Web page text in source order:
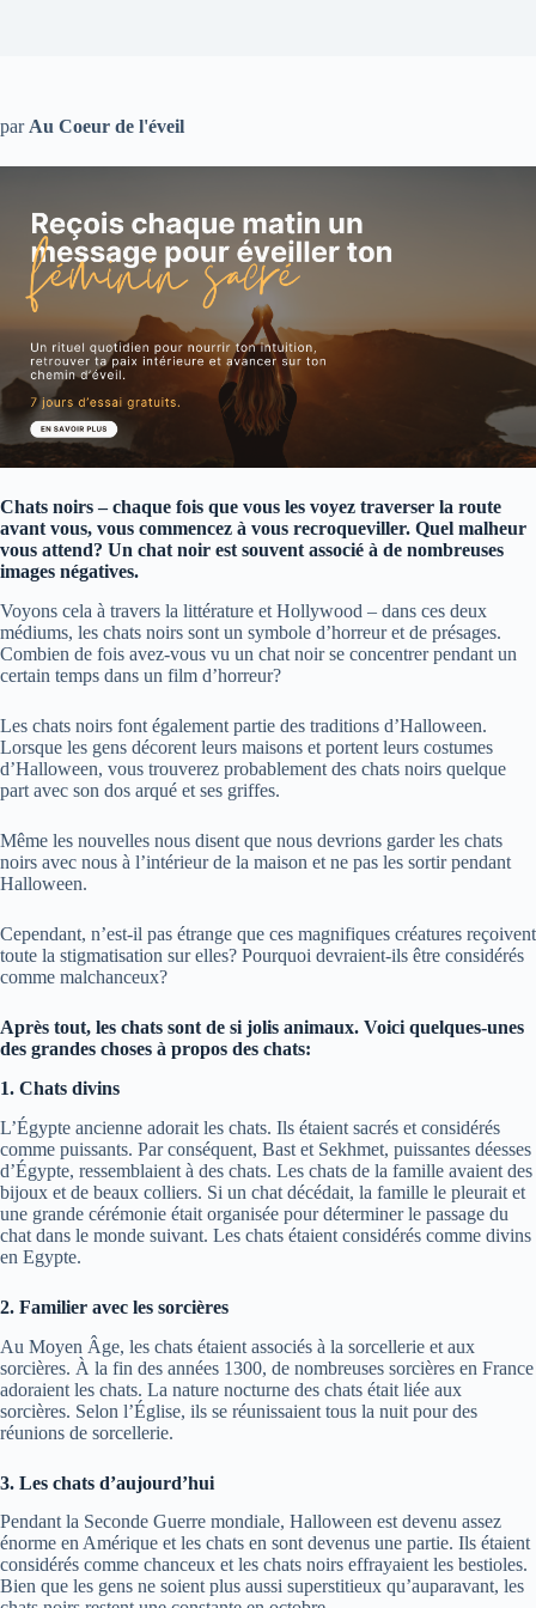
par Au Coeur de l'éveil
Chats noirs – chaque fois que vous les voyez traverser la route
avant vous, vous commencez à vous recroqueviller. Quel malheur
vous attend? Un chat noir est souvent associé à de nombreuses
images négatives.
Voyons cela à travers la littérature et Hollywood – dans ces deux
médiums, les chats noirs sont un symbole d’horreur et de présages.
Combien de fois avez-vous vu un chat noir se concentrer pendant un
certain temps dans un film d’horreur?
Les chats noirs font également partie des traditions d’Halloween.
Lorsque les gens décorent leurs maisons et portent leurs costumes
d’Halloween, vous trouverez probablement des chats noirs quelque
part avec son dos arqué et ses griffes.
Même les nouvelles nous disent que nous devrions garder les chats
noirs avec nous à l’intérieur de la maison et ne pas les sortir pendant
Halloween.
Cependant, n’est-il pas étrange que ces magnifiques créatures reçoivent
toute la stigmatisation sur elles? Pourquoi devraient-ils être considérés
comme malchanceux?
Après tout, les chats sont de si jolis animaux. Voici quelques-unes
des grandes choses à propos des chats:
1. Chats divins
L’Égypte ancienne adorait les chats. Ils étaient sacrés et considérés
comme puissants. Par conséquent, Bast et Sekhmet, puissantes déesses
d’Égypte, ressemblaient à des chats. Les chats de la famille avaient des
bijoux et de beaux colliers. Si un chat décédait, la famille le pleurait et
une grande cérémonie était organisée pour déterminer le passage du
chat dans le monde suivant. Les chats étaient considérés comme divins
en Egypte.
2. Familier avec les sorcières
Au Moyen Âge, les chats étaient associés à la sorcellerie et aux
sorcières. À la fin des années 1300, de nombreuses sorcières en France
adoraient les chats. La nature nocturne des chats était liée aux
sorcières. Selon l’Église, ils se réunissaient tous la nuit pour des
réunions de sorcellerie.
3. Les chats d’aujourd’hui
Pendant la Seconde Guerre mondiale, Halloween est devenu assez
énorme en Amérique et les chats en sont devenus une partie. Ils étaient
considérés comme chanceux et les chats noirs effrayaient les bestioles.
Bien que les gens ne soient plus aussi superstitieux qu’auparavant, les